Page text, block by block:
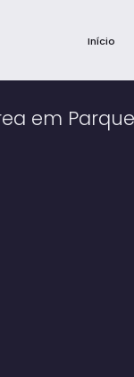
Início
em